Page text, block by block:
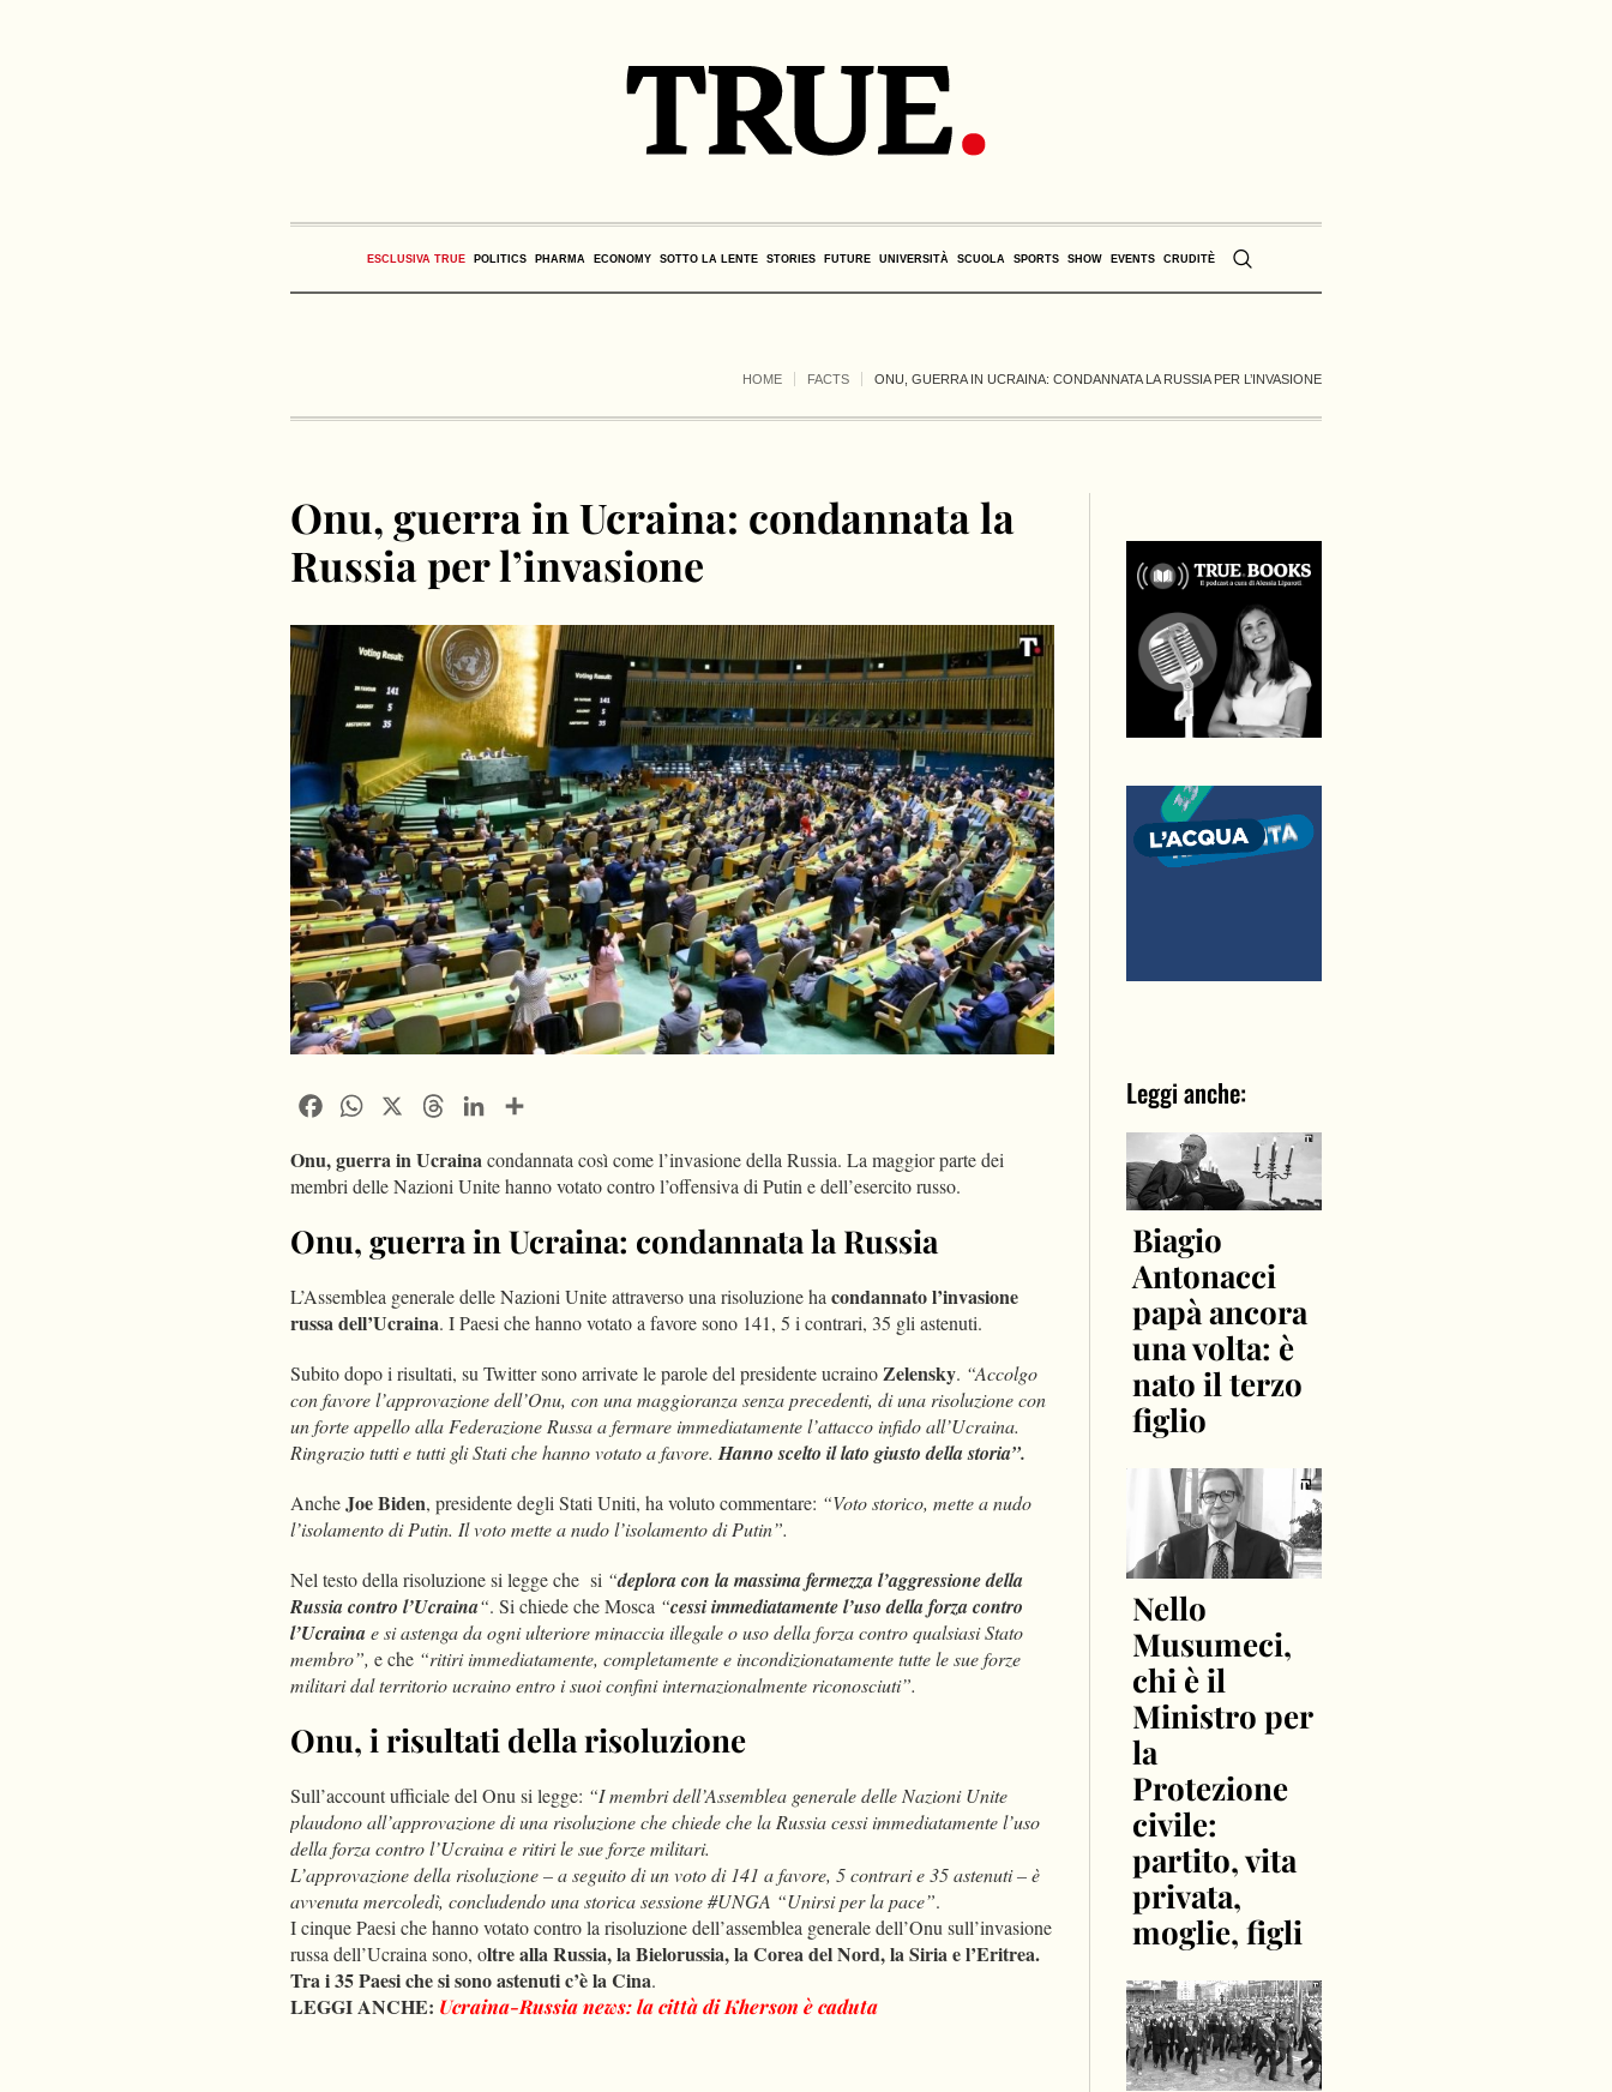
ESCLUSIVA TRUE POLITICS PHARMA ECONOMY SOTTO LA LENTE STORIES FUTURE UNIVERSITÀ SCUOLA SPORTS SHOW EVENTS CRUDITÈ
HOME FACTS ONU, GUERRA IN UCRAINA: CONDANNATA LA RUSSIA PER L’INVASIONE
Onu, guerra in Ucraina: condannata la
Russia per l’invasione
FacebookWhatsApp ThreadsLinkedIn
Onu, guerra in Ucrainacondannata così come l’invasione della Russia. La maggior parte dei
membri delle Nazioni Unite hanno votato contro l’offensiva di Putin e dell’esercito russo.
Onu, guerra in Ucraina: condannata la Russia
L’Assemblea generale delle Nazioni Unite attraverso una risoluzione hacondannato l’invasione
russa dell’Ucraina. I Paesi che hanno votato a favore sono 141, 5 i contrari, 35 gli astenuti.
Subito dopo i risultati, su Twitter sono arrivate le parole del presidente ucrainoZelensky. “Accolgo
con favore l’approvazione dell’Onu, con una maggioranza senza precedenti, di una risoluzione con
un forte appello alla Federazione Russa a fermare immediatamente l’attacco infido all’Ucraina.
Ringrazio tutti e tutti gli Stati che hanno votato a favore.Hanno scelto il lato giusto della storia”.
AncheJoe Biden, presidente degli Stati Uniti, ha voluto commentare: “Voto storico, mette a nudo
l’isolamento di Putin. Il voto mette a nudo l’isolamento di Putin”.
Nel testo della risoluzione si legge che si “deplora con la massima fermezza l’aggressione della
Russia contro l’Ucraina“. Si chiede che Mosca “cessi immediatamente l’uso della forza contro
l’Ucrainae si astenga da ogni ulteriore minaccia illegale o uso della forza contro qualsiasi Stato
membro”, e che “ritiri immediatamente, completamente e incondizionatamente tutte le sue forze
militari dal territorio ucraino entro i suoi confini internazionalmente riconosciuti”.
Onu, i risultati della risoluzione
Sull’account ufficiale del Onu si legge: “I membri dell’Assemblea generale delle Nazioni Unite
plaudono all’approvazione di una risoluzione che chiede che la Russia cessi immediatamente l’uso
della forza contro l’Ucraina e ritiri le sue forze militari.
L’approvazione della risoluzione – a seguito di un voto di 141 a favore, 5 contrari e 35 astenuti – è
avvenuta mercoledì, concludendo una storica sessione #UNGA “Unirsi per la pace”.
I cinque Paesi che hanno votato contro la risoluzione dell’assemblea generale dell’Onu sull’invasione
russa dell’Ucraina sono, oltre alla Russia, la Bielorussia, la Corea del Nord, la Siria e l’Eritrea.
Tra i 35 Paesi che si sono astenuti c’è la Cina.
LEGGI ANCHE: Ucraina-Russia news: la città di Kherson è caduta
Leggi anche:
Biagio
Antonacci
papà ancora
una volta: è
nato il terzo
figlio
Nello
Musumeci,
chi è il
Ministro per
la
Protezione
civile:
partito, vita
privata,
moglie, figli